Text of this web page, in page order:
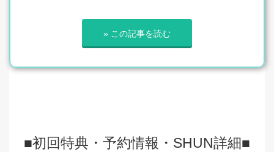
» この記事を読む
■初回特典・予約情報・SHUN詳細■